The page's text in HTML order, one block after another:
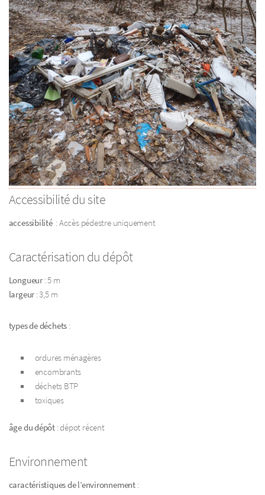
Accessibilité du site
accessibilité : Accès pédestre uniquement
Caractérisation du dépôt
Longueur: 5 m
largeur : 3,5 m
types de déchets :
ordures ménagères
encombrants
déchets BTP
toxiques
âge du dépôt : dépot récent
Environnement
caractéristiques de l’environnement: